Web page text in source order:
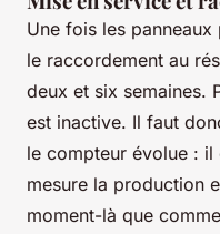
Une fois les
le raccordement au
deux et six semaines.
est inactive. Il faut
le compteur évolue :
mesure la production
moment-là que